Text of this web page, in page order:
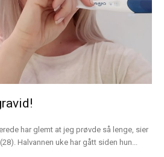
har glemt at jeg prøvde så lenge, sier
Helene Ragnhild Andersen (28). Halvannen uke har gått siden hun...